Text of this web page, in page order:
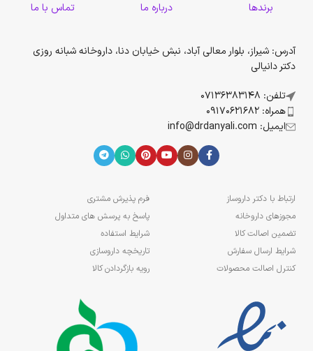
برندها درباره ما تماس با ما
آدرس: شیراز، بلوار معالی آباد، نبش خیابان دنا، داروخانه شبانه روزی
دکتر دانیالی
تلفن: 07136383148
همراه: 09170621682
ایمیل: info@drdanyali.com
ارتباط با دکتر داروساز
مجوزهای داروخانه
تضمین اصالت کالا
شرایط ارسال سفارش
کنترل اصالت محصولات
فرم پذیرش مشتری
پاسخ به پرسش های متداول
شرایط استفاده
تاریخچه داروسازی
رویه بازگردادن کالا